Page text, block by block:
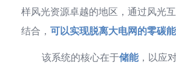
样风光资源卓越的地区，通过风光
结合， 可以实现脱离大电网的零碳
该系统的核心在于储能，以应